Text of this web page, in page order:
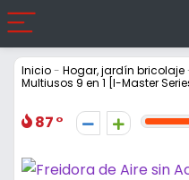
Inicio- Hogar, jardín bricolaje
Multiusos 9 en 1 [I-Master
87